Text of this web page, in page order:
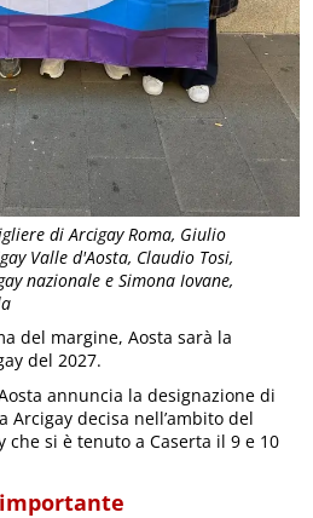
di Arcigay Roma, Giulio
Valle d'Aosta, Claudio Tosi,
nazionale e Simona Iovane,
del margine, Aosta sarà la
del 2027.
annuncia la designazione di
Arcigay decisa nell’ambito del
che si è tenuto a Caserta il 9 e 10